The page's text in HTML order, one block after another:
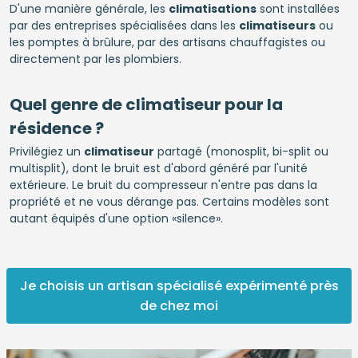
D'une manière générale, les climatisationssont installées
par des entreprises spécialisées dans les climatiseursou
les pomptes à brûlure, par des artisans chauffagistes ou
directement par les plombiers.
Quel genre de climatiseur pour la
résidence ?
Privilégiez un climatiseur partagé (monosplit, bi-split ou
multisplit), dont le bruit est d'abord généré par l'unité
extérieure. Le bruit du compresseur n'entre pas dans la
propriété et ne vous dérange pas. Certains modèles sont
autant équipés d'une option «silence».
Je choisis un artisan spécialisé expérimenté près
de chez moi